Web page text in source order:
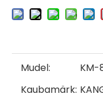
Mudel:
KM-
Kaubamärk: